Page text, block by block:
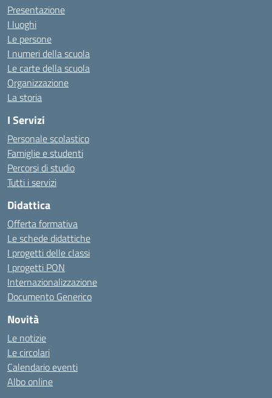
Presentazione
I luoghi
Le persone
I numeri della scuola
Le carte della scuola
Organizzazione
La storia
I Servizi
Personale scolastico
Famiglie e studenti
Percorsi di studio
Tutti i servizi
Didattica
Offerta formativa
Le schede didattiche
I progetti delle classi
I progetti PON
Internazionalizzazione
Documento Generico
Novità
Le notizie
Le circolari
Calendario eventi
Albo online